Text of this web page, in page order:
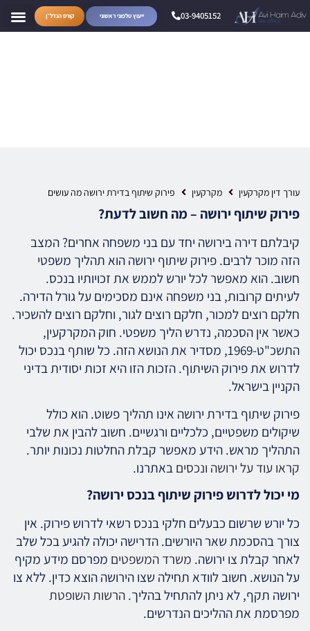
03-9405152 ייעוץ טלפוני ראשוני קורס הנדל״ן
עורך דין מקרקעין מקרקעין פירוק שיתוף בדירת ירושה מה עושים
פירוק שיתוף ירושה – מה חשוב לדעת?
קיבלתם דירה בירושה יחד עם בני משפחה אחרים? המצב
הזה מוכר לרבים. פירוק שיתוף ירושה הוא תהליך משפטי
חשוב. הוא מאפשר לכל יורש לממש את זכויותיו בנכס.
לעיתים קרובות, בני משפחה אינם מסכימים על גורל הדירה.
חלקם רוצים למכור, חלקם רוצים לגור, וחלקם רוצים להשכיר.
כאשר אין הסכמה, נדרש הליך משפטי. חוק המקרקעין,
התשכ"ט-1969, מסדיר את הנושא הזה. כל שותף בנכס יכול
לדרוש את פירוק השיתוף. הזכות הזו היא זכות יסודית בדיני
הקניין בישראל.
פירוק שיתוף בדירת ירושה אינו תהליך פשוט. הוא כולל
שיקולים משפטיים, כלכליים ורגשיים. חשוב להבין את שלבי
התהליך מראש. הידע מאפשר קבלת החלטות נכונות יותר.
קראו עוד על ירושה ונכסיםבאתרנו.
מי יכול לדרוש פירוק שיתוף בנכס ירושה?
כל יורש שרשום כבעלים חלקי בנכס רשאי לדרוש פירוק. אין
צורך בהסכמת שאר היורשים. הדרישה יכולה להגיע בכל שלב
לאחר קבלת צו ירושה. משרד המשפטים מפרסם מידע מקיף
על הנושא. חשוב לוודא תחילה שצו הירושה הוצא כדין. ללא צו
ירושה תקף, לא ניתן להתחיל בהליך.הרשות השופטת
מפרסמת את ההליכים הנדרשים.